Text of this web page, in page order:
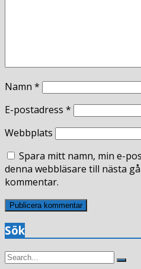
Namn *
E-postadress *
Webbplats
Spara mitt namn, min e-
denna webbläsare till nästa
kommentar.
Sök
Search
Search